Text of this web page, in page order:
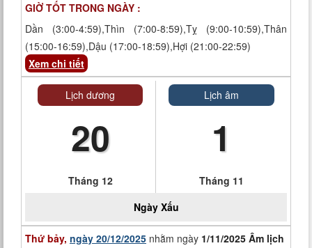
GIỜ TỐT TRONG NGÀY :
Dần (3:00-4:59),Thìn (7:00-8:59),Tỵ (9:00-10:59),Thân
(15:00-16:59),Dậu (17:00-18:59),Hợi (21:00-22:59)
Xem chi tiết
Lịch dương
20
Tháng 12
Lịch âm
1
Tháng 11
Ngày Xấu
Thứ bảy, ngày 20/12/2025 nhằm ngày 1/11/2025 Âm lịch